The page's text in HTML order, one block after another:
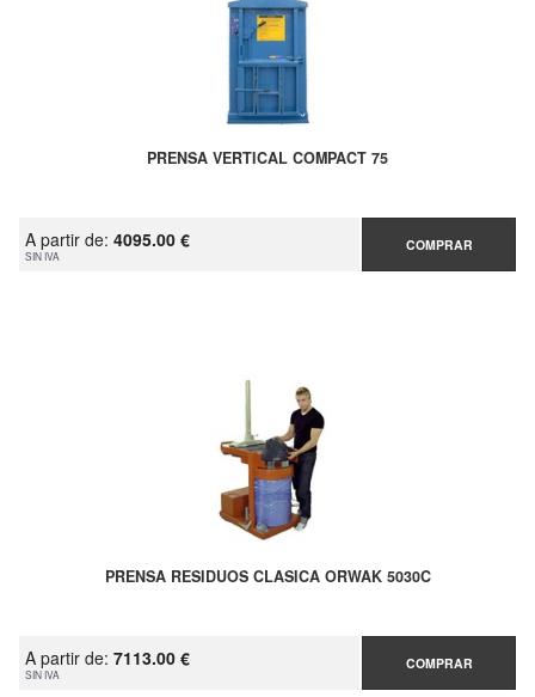
PRENSA VERTICAL COMPACT 75
A partir de: 4095.00 €
SIN IVA
COMPRAR
PRENSA RESIDUOS CLASICA ORWAK 5030C
A partir de: 7113.00 €
SIN IVA
COMPRAR